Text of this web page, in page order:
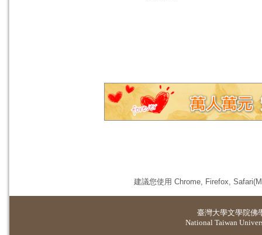
建議您使用 Chrome, Firefox,
臺灣大學文學院佛
National Taiwan